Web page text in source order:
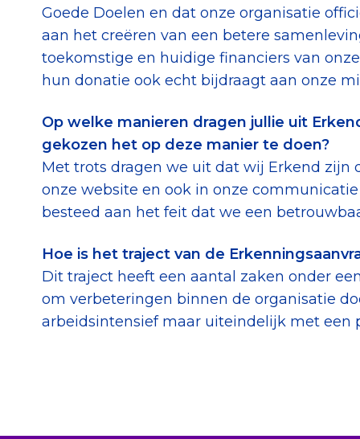
Goede Doelen en dat onze organisatie
aan het creëren van een betere
toekomstige en huidige financiers van
hun donatie ook echt bijdraagt aan onze
Op welke manieren dragen jullie uit
gekozen het op deze manier te doen?
Met trots dragen we uit dat wij Erkend zijn
onze website en ook in onze
besteed aan het feit dat we een
Hoe is het traject van de
Dit traject heeft een aantal zaken onder
om verbeteringen binnen de organisatie
arbeidsintensief maar uiteindelijk met een